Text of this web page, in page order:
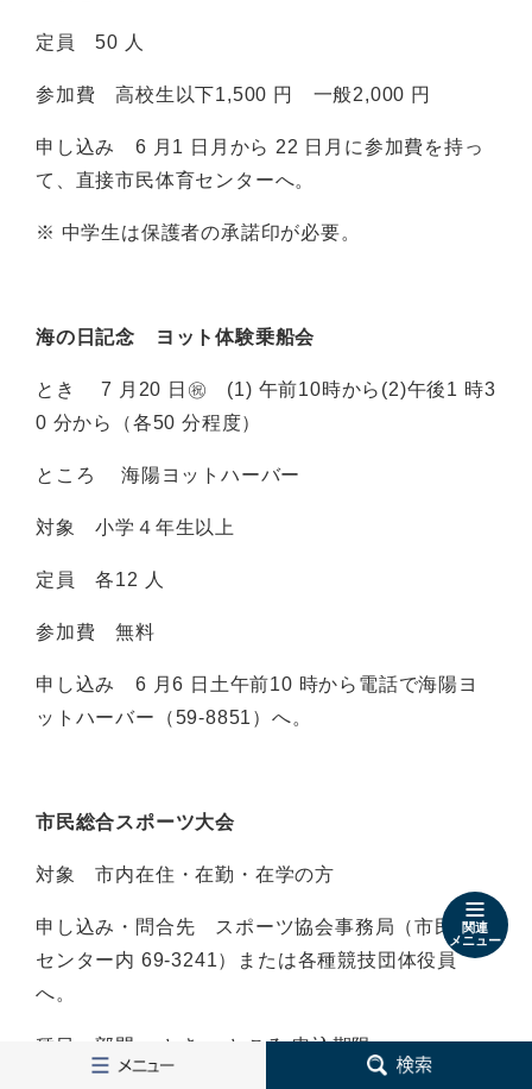
関連
メニュー
定員 50 人
参加費 高校生以下1,500 円 一般2,000 円
申し込み 6 月1 日月から 22 日月に参加費を持っ
て、直接市民体育センターへ。
※ 中学生は保護者の承諾印が必要。
海の日記念 ヨット体験乗船会
とき 7 月20 日㊗ (1) 午前10時から(2)午後1 時3
0 分から（各50 分程度）
ところ 海陽ヨットハーバー
対象 小学４年生以上
定員 各12 人
参加費 無料
申し込み 6 月6 日土午前10 時から電話で海陽ヨ
ットハーバー（59-8851）へ。
市民総合スポーツ大会
対象 市内在住・在勤・在学の方
申し込み・問合先 スポーツ協会事務局（市民体育
センター内 69-3241）または各種競技団体役員
へ。
種目・部門 とき ところ 申込期限